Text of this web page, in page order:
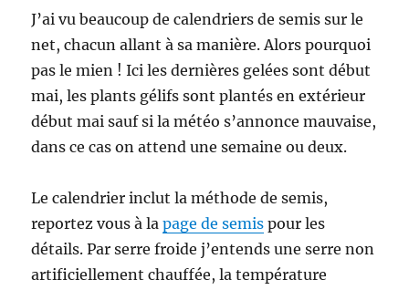
J’ai vu beaucoup de calendriers de semis sur le
net, chacun allant à sa manière. Alors pourquoi
pas le mien ! Ici les dernières gelées sont début
mai, les plants gélifs sont plantés en extérieur
début mai sauf si la météo s’annonce mauvaise,
dans ce cas on attend une semaine ou deux.
Le calendrier inclut la méthode de semis,
reportez vous à lapage de semis pour les
détails. Par serre froide j’entends une serre non
artificiellement chauffée, la température